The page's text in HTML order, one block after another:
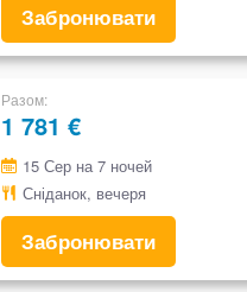
Забронювати
Разом
1 781 €
15 Сер на 7 ночей
Сніданок, вечеря
Забронювати